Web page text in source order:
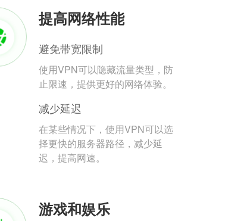
提高网络性能
避免带宽限制
使用VPN可以隐藏流量类型，防
止限速，提供更好的网络体验。
减少延迟
在某些情况下，使用VPN可以选
择更快的服务器路径，减少延
迟，提高网速。
游戏和娱乐